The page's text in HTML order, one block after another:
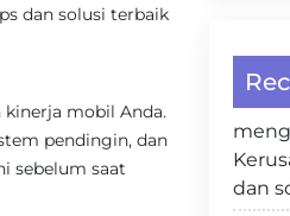
dan solusi terbaik
mobil Anda.
pendingin, dan
sebelum saat
dan